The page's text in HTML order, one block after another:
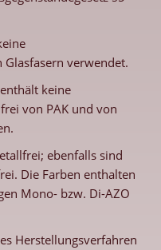
verwendet.
keine
von PAK und von
ebenfalls sind
Die Farben enthalten
Mono- bzw. Di-AZO
Herstellungsverfahren